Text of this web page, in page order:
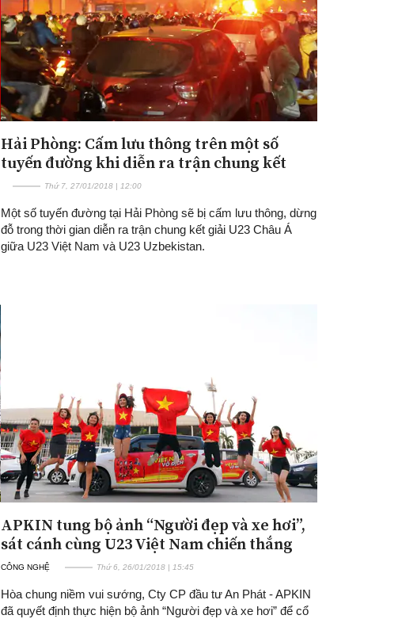
Hải Phòng: Cấm lưu thông trên một số
tuyến đường khi diễn ra trận chung kết
Thứ 7, 27/01/2018 | 12:00
Một số tuyến đường tại Hải Phòng sẽ bị cấm lưu thông, dừng
đỗ trong thời gian diễn ra trận chung kết giải U23 Châu Á
giữa U23 Việt Nam và U23 Uzbekistan.
APKIN tung bộ ảnh “Người đẹp và xe hơi”,
sát cánh cùng U23 Việt Nam chiến thắng
CÔNG NGHỆ Thứ 6, 26/01/2018 | 15:45
Hòa chung niềm vui sướng, Cty CP đầu tư An Phát - APKIN
đã quyết định thực hiện bộ ảnh “Người đẹp và xe hơi” để cổ